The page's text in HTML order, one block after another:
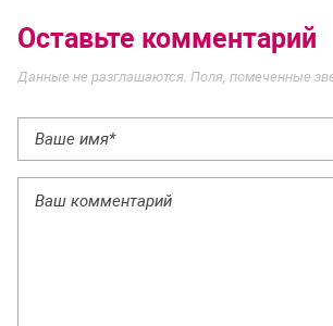
Оставьте комментарий
Данные не разглашаются. Поля, помеченные